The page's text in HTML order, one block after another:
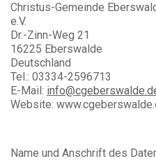
Christus-Gemeinde
e.V.
Dr.-Zinn-Weg 21
16225 Eberswalde
Deutschland
Tel.: 03334-2596713
E-Mail:
Website:
Name und Anschrift des